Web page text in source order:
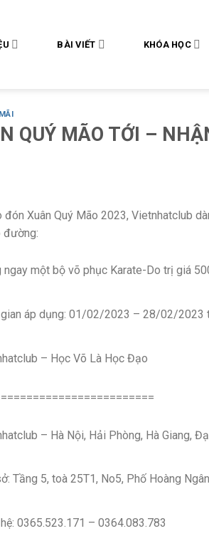
BÀI VIẾT KHÓA HỌC
QUÝ MÃO TỚI –
đón Xuân Quý Mão 2023, Vietnhatclub
đường:
ngay một bộ võ phục Karate-Do trị giá
áp dụng: 01/02/2023 – 28/02/2023
– Học Võ Là Học Đạo
– Hà Nội, Hải Phòng, Hà Giang,
Tầng 5, toà 25T1, No5, Phố Hoàng
0365.523.171 – 0364.083.783